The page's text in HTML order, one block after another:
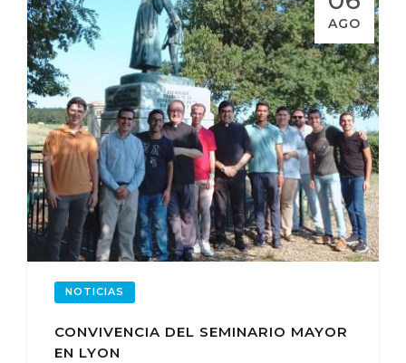
AGO
NOTICIAS
CONVIVENCIA DEL SEMINARIO MAYOR
EN LYON